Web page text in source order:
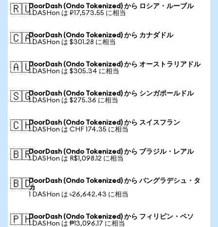
🇷🇺DoorDash (Ondo Tokenized) から ロシア・ルーブル
1 DASHon は ₽17,573.55 に相当
🇨🇦DoorDash (Ondo Tokenized) から カナダドル
1 DASHon は $301.28 に相当
🇦🇺DoorDash (Ondo Tokenized) から オーストラリアドル
1 DASHon は $305.34 に相当
🇸🇬DoorDash (Ondo Tokenized) から シンガポールドル
1 DASHon は $275.36 に相当
🇨🇭DoorDash (Ondo Tokenized) から スイスフラン
1 DASHon は CHF 174.35 に相当
🇧🇷DoorDash (Ondo Tokenized) から ブラジル・レアル
1 DASHon は R$1,098.12 に相当
🇧🇩DoorDash (Ondo Tokenized) から バングラデシュ・タ
カ
1 DASHon は ৳26,642.43 に相当
🇵🇭DoorDash (Ondo Tokenized) から フィリピン・ペソ
1 DASHon は ₱13,096.17 に相当